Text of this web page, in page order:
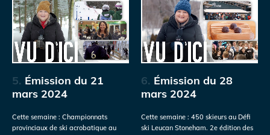
5. Émission du 21
mars 2024
Cette semaine : Championnats
provinciaux de ski acrobatique au
6. Émission du 28
mars 2024
Cette semaine : 450 skieurs au Défi
ski Leucan Stoneham. 2e édition des